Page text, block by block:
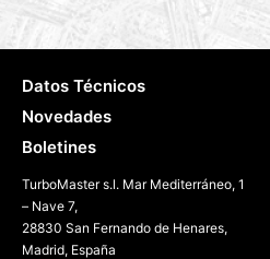
Datos Técnicos
Novedades
Boletines
TurboMaster s.l. Mar Mediterráneo, 1
– Nave 7,
28830 San Fernando de Henares,
Madrid, España